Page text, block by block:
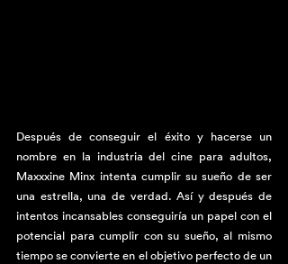
Después de conseguir el éxito y hacerse un
nombre en la industria del cine para adultos,
Maxxxine Minx intenta cumplir su sueño de ser
una estrella, una de verdad. Así y después de
intentos incansables conseguiría un papel con el
potencial para cumplir con su sueño, al mismo
tiempo se convierte en el objetivo perfecto de un